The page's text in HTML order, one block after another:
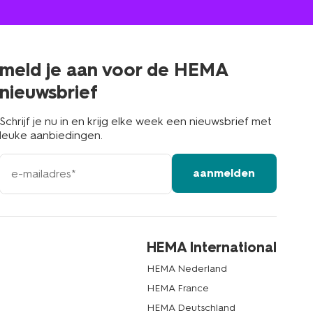
meld je aan voor de HEMA
nieuwsbrief
Schrijf je nu in en krijg elke week een nieuwsbrief met
leuke aanbiedingen.
e-
mailadres
aanmelden
HEMA International
HEMA Nederland
HEMA France
HEMA Deutschland